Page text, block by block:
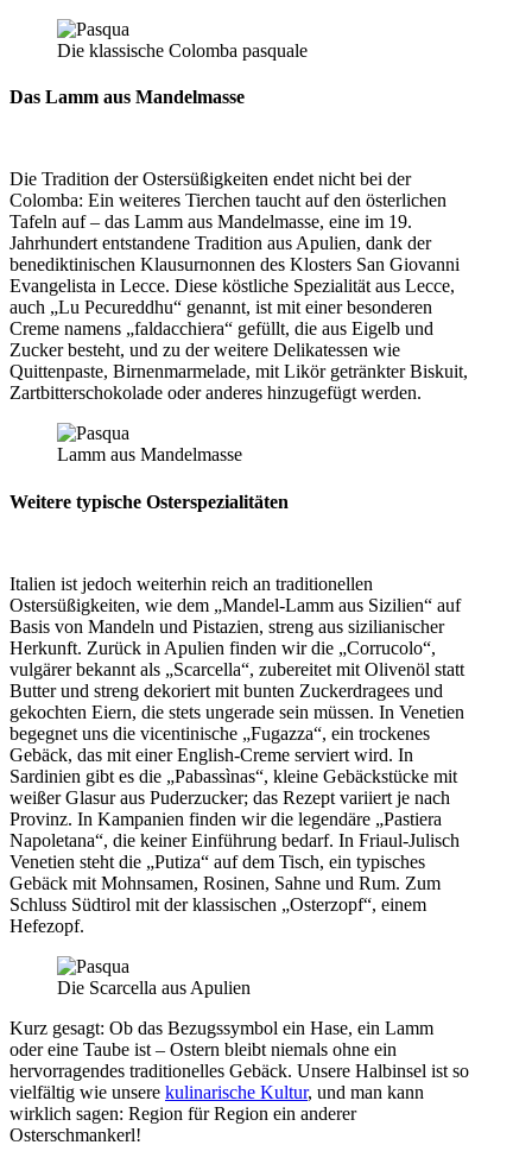
Die klassische Colomba pasquale
Das Lamm aus Mandelmasse
Die Tradition der Ostersüßigkeiten endet nicht bei der
Colomba: Ein weiteres Tierchen taucht auf den österlichen
Tafeln auf – das Lamm aus Mandelmasse, eine im 19.
Jahrhundert entstandene Tradition aus Apulien, dank der
benediktinischen Klausurnonnen des Klosters San Giovanni
Evangelista in Lecce. Diese köstliche Spezialität aus Lecce,
auch „Lu Pecureddhu“ genannt, ist mit einer besonderen
Creme namens „faldacchiera“ gefüllt, die aus Eigelb und
Zucker besteht, und zu der weitere Delikatessen wie
Quittenpaste, Birnenmarmelade, mit Likör getränkter Biskuit,
Zartbitterschokolade oder anderes hinzugefügt werden.
Lamm aus Mandelmasse
Weitere typische Osterspezialitäten
Italien ist jedoch weiterhin reich an traditionellen
Ostersüßigkeiten, wie dem „Mandel-Lamm aus Sizilien“ auf
Basis von Mandeln und Pistazien, streng aus sizilianischer
Herkunft. Zurück in Apulien finden wir die „Corrucolo“,
vulgärer bekannt als „Scarcella“, zubereitet mit Olivenöl statt
Butter und streng dekoriert mit bunten Zuckerdragees und
gekochten Eiern, die stets ungerade sein müssen. In Venetien
begegnet uns die vicentinische „Fugazza“, ein trockenes
Gebäck, das mit einer English-Creme serviert wird. In
Sardinien gibt es die „Pabassìnas“, kleine Gebäckstücke mit
weißer Glasur aus Puderzucker; das Rezept variiert je nach
Provinz. In Kampanien finden wir die legendäre „Pastiera
Napoletana“, die keiner Einführung bedarf. In Friaul-Julisch
Venetien steht die „Putiza“ auf dem Tisch, ein typisches
Gebäck mit Mohnsamen, Rosinen, Sahne und Rum. Zum
Schluss Südtirol mit der klassischen „Osterzopf“, einem
Hefezopf.
Die Scarcella aus Apulien
Kurz gesagt: Ob das Bezugssymbol ein Hase, ein Lamm
oder eine Taube ist – Ostern bleibt niemals ohne ein
hervorragendes traditionelles Gebäck. Unsere Halbinsel ist so
vielfältig wie unsere kulinarische Kultur, und man kann
wirklich sagen: Region für Region ein anderer
Osterschmankerl!